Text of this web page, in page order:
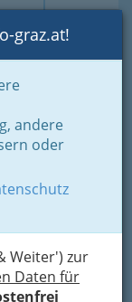
Toggle
graz.at!
andere
oder
Weiter') zur
Daten für